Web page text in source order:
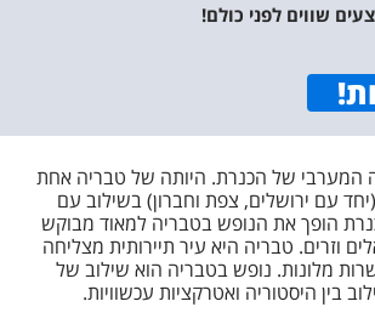
שווים לפני כולם!
!
המערבי של הכנרת. היותה של טבריה אחת
עם ירושלים, צפת וחברון) בשילוב עם
הופך את הנופש בטבריה למאוד מבוקש
וזרים. טבריה היא עיר תיירותית מצליחה
מלונות. נופש בטבריה הוא שילוב של
בין היסטוריה ואטרקציות עכשוויות.